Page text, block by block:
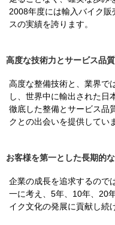
2008年度には輸入バイク
スの実績を誇ります。
高度な技術力とサービス品質
高度な整備技術と、業界で
し、世界中に輸出された日
徹底した整備とサービス品
クとの出会いを提供してい
お客様を第一とした長期的
企業の成長を追求するので
一に考え、5年、10年、20
イク文化の発展に貢献し続